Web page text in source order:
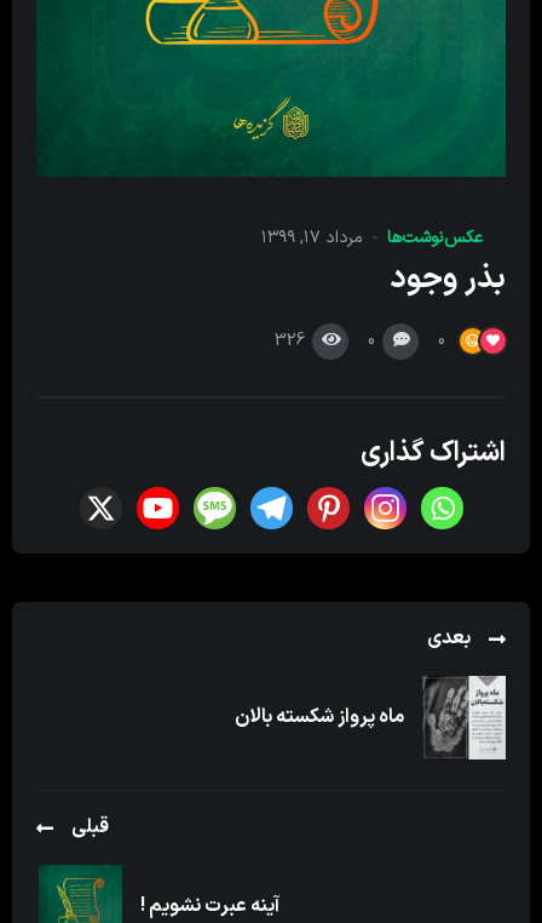
عکس‌نوشت‌ها مرداد ۱۷, ۱۳۹۹
بذر وجود
0
0
326
اشتراک گذاری
بعدی
ماه پرواز شکسته بالان
قبلی
آینه عبرت نشویم !